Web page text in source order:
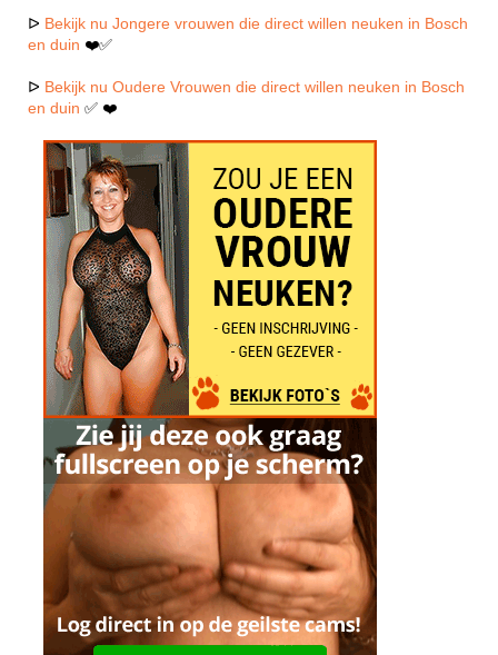
ᐅ Bekijk nu Jongere vrouwen die direct willen neuken in Bosch
en duin ❤️✅
ᐅ Bekijk nu Oudere Vrouwen die direct willen neuken in Bosch
en duin ✅ ❤️